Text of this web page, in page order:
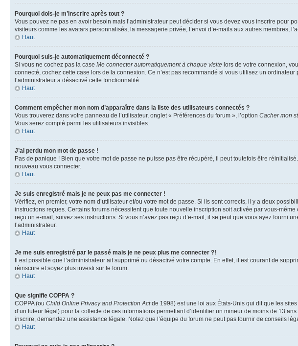
Pourquoi dois-je m’inscrire après tout ?
Vous pouvez ne pas en avoir besoin mais l’administrateur peut décider si vous devez vous inscrire pour
visiteurs comme les avatars personnalisés, la messagerie privée, l’envoi d’e-mails aux autres membres,
Haut
Pourquoi suis-je automatiquement déconnecté ?
Si vous ne cochez pas la case Me connecter automatiquement à chaque visite lors de votre connexion,
connecté, cochez cette case lors de la connexion. Ce n’est pas recommandé si vous utilisez un
l’administrateur a désactivé cette fonctionnalité.
Haut
Comment empêcher mon nom d’apparaître dans la liste des utilisateurs connectés ?
Vous trouverez dans votre panneau de l’utilisateur, onglet « Préférences du forum », l’option Cacher mon
Vous serez compté parmi les utilisateurs invisibles.
Haut
J’ai perdu mon mot de passe !
Pas de panique ! Bien que votre mot de passe ne puisse pas être récupéré, il peut toutefois être
nouveau vous connecter.
Haut
Je suis enregistré mais je ne peux pas me connecter !
Vérifiez, en premier, votre nom d’utilisateur et/ou votre mot de passe. Si ils sont corrects, il y a deux
instructions reçues. Certains forums nécessitent que toute nouvelle inscription soit activée par vous-
reçu un e-mail, suivez ses instructions. Si vous n’avez pas reçu d’e-mail, il se peut que vous ayez fourni
l’administrateur.
Haut
Je me suis enregistré par le passé mais je ne peux plus me connecter ?!
Il est possible que l’administrateur ait supprimé ou désactivé votre compte. En effet, il est courant de
réinscrire et soyez plus investi sur le forum.
Haut
Que signifie COPPA ?
COPPA (ou Child Online Privacy and Protection Actde 1998) est une loi aux États-Unis qui dit que les
d’un tuteur légal) pour la collecte de ces informations permettant d’identifier un mineur de moins de 13
inscrire, demandez une assistance légale. Notez que l’équipe du forum ne peut pas fournir de conseils
Haut